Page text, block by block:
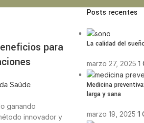
para
Saúde
ganando
innovador y
Posts recentes
La calidad del
marzo 27, 2025 1
Medicina
larga y sana
marzo 19, 2025 1